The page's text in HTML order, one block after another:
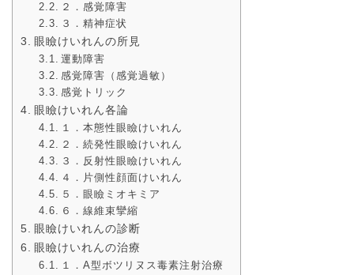
２．感覚障害
３．精神症状
眼瞼けいれんの所見
運動障害
感覚障害（感覚過敏）
感覚トリック
眼瞼けいれん各論
１．本態性眼瞼けいれん
２．続発性眼瞼けいれん
３．反射性眼瞼けいれん
４．片側性顔面けいれん
５．眼瞼ミオキミア
６．線維束攣縮
眼瞼けいれんの診断
眼瞼けいれんの治療
１．A型ボツリヌス毒素注射治療